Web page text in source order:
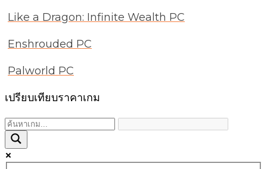
Like a Dragon: Infinite Wealth PC
Enshrouded PC
Palworld PC
เปรียบเทียบราคาเกม